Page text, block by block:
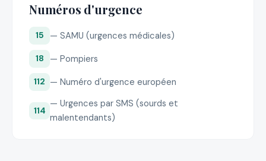
Numéros d'urgence
15 — SAMU (urgences médicales)
18 — Pompiers
112 — Numéro d'urgence européen
114
— Urgences par SMS (sourds et
malentendants)